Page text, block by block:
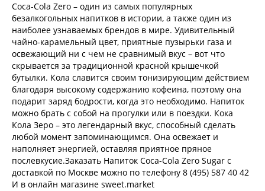
Coca-Cola Zero – один из самых популярных
безалкогольных напитков в истории, а также один из
наиболее узнаваемых брендов в мире. Удивительный
чайно-карамельный цвет, приятные пузырьки газа и
освежающий ни с чем не сравнимый вкус – вот что
скрывается за традиционной красной крышечкой
бутылки. Кола славится своим тонизирующим действием
благодаря высокому содержанию кофеина, поэтому она
подарит заряд бодрости, когда это необходимо. Напиток
можно брать с собой на прогулки или в поездки. Кока
Кола Зеро – это легендарный вкус, способный сделать
любой момент запоминающимся. Она освежает и
наполняет энергией, оставляя приятное пряное
послевкусие.Заказать Напиток Coca-Cola Zero Sugar с
доставкой по Москве можно по телефону 8 (495) 587 40 42
И в онлайн магазине sweet.market